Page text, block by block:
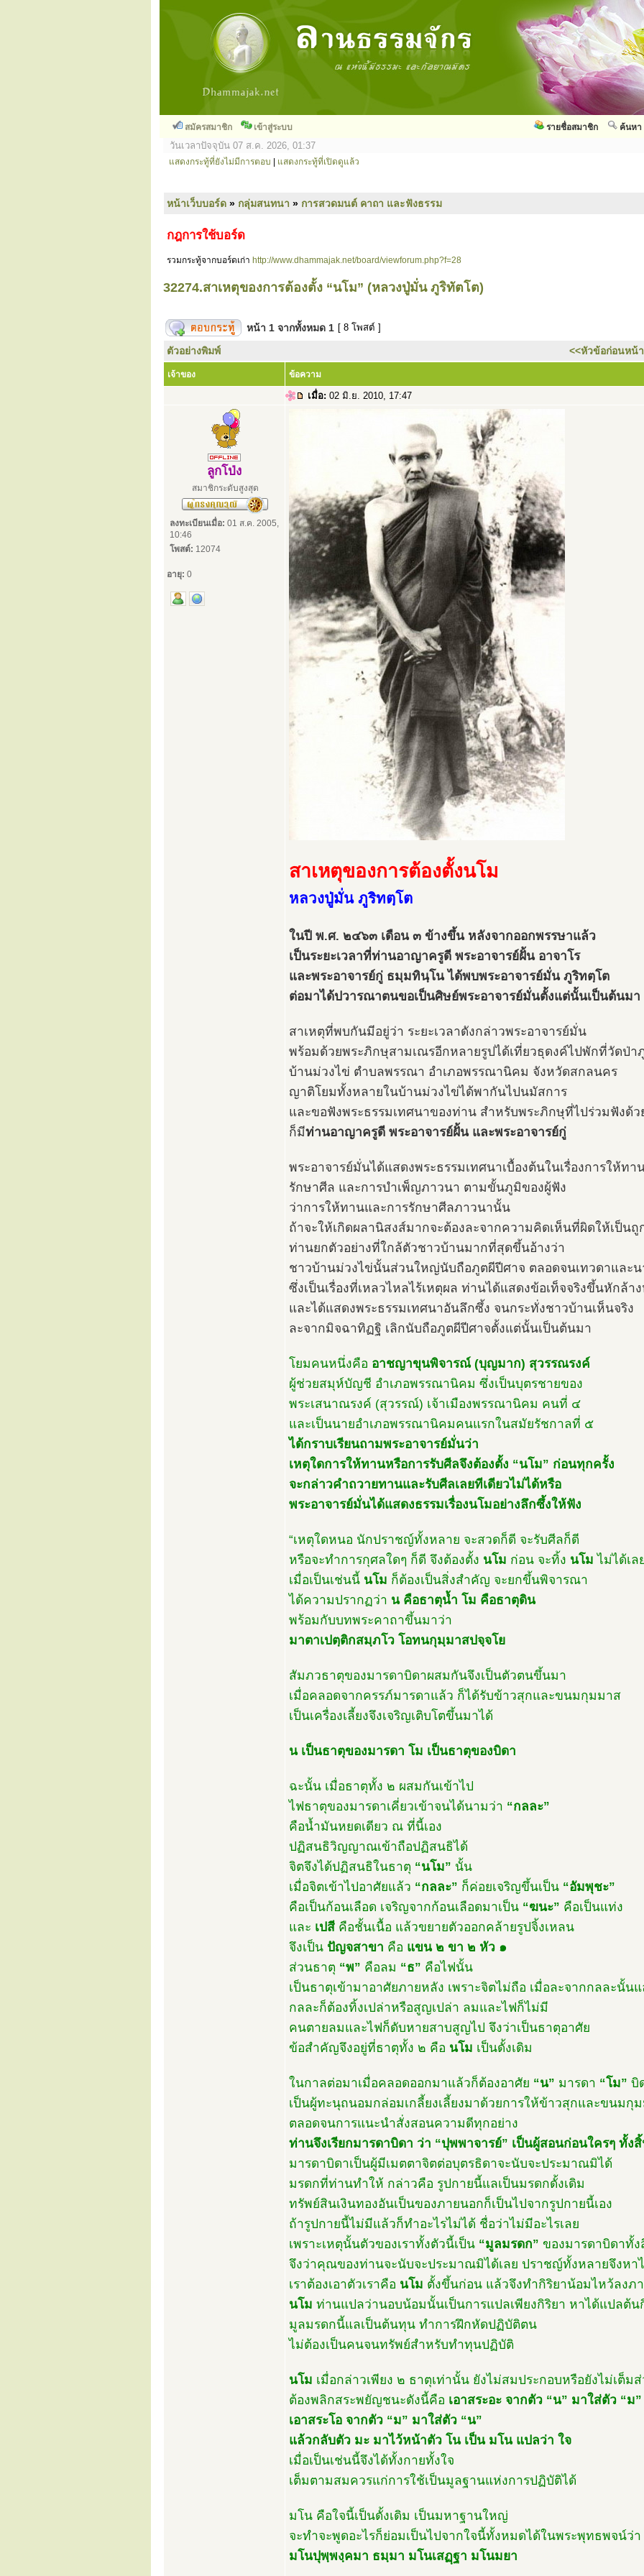
สมัครสมาชิก เข้าสู่ระบบ ค้นหา
รายชื่อสมาชิก
วันเวลาปัจจุบัน 07 ส.ค. 2026, 01:37
แสดงกระทู้ที่ยังไม่มีการตอบ แสดงกระทู้ที่เปิดดูแล้ว
หน้าเว็บบอร์ด » กลุ่มสนทนา » การสวดมนต์ คาถา และฟังธรรม
กฎการใช้บอร์ด
รวมกระทู้จากบอร์ดเก่า http://www.dhammajak.net/board/viewforum.php?f=28
32274.สาเหตุของการต้องตั้ง “นโม” (หลวงปู่มั่น ภูริทัตโต)
หน้า 1 จากทั้งหมด 1 [ 8 โพสต์ ]
ตัวอย่างพิมพ์ <<หัวข้อก่อนหน้า
เจ้าของ ข้อความ
เมื่อ: 02 มิ.ย. 2010, 17:47
ลูกโป่ง
สมาชิกระดับสูงสุด
ลงทะเบียนเมื่อ: 01 ส.ค. 2005,
10:46
โพสต์: 12074
อายุ: 0
สาเหตุของการต้องตั้งนโม
หลวงปู่มั่น ภูริทตฺโต
ในปี พ.ศ. ๒๔๖๓ เดือน ๓ ข้างขึ้น หลังจากออกพรรษาแล้ว
เป็นระยะเวลาที่ท่านอาญาครูดี พระอาจารย์ฝั้น อาจาโร
และพระอาจารย์กู่ ธมฺมทินฺโน ได้พบพระอาจารย์มั่น ภูริทตฺโต
ต่อมาได้ปวารณาตนขอเป็นศิษย์พระอาจารย์มั่นตั้งแต่นั้นเป็นต้นมา
สาเหตุที่พบกันมีอยู่ว่า ระยะเวลาดังกล่าวพระอาจารย์มั่น
พร้อมด้วยพระภิกษุสามเณรอีกหลายรูปได้เที่ยวธุดงค์ไปพักที่วัดป่
บ้านม่วงไข่ ตำบลพรรณา อำเภอพรรณานิคม จังหวัดสกลนคร
ญาติโยมทั้งหลายในบ้านม่วงไข่ได้พากันไปนมัสการ
และขอฟังพระธรรมเทศนาของท่าน สำหรับพระภิกษุที่ไปร่วมฟังด้
ก็มีท่านอาญาครูดี พระอาจารย์ฝั้น และพระอาจารย์กู่
พระอาจารย์มั่นได้แสดงพระธรรมเทศนาเบื้องต้นในเรื่องการให้ทา
รักษาศีล และการบำเพ็ญภาวนา ตามขั้นภูมิของผู้ฟัง
ว่าการให้ทานและการรักษาศีลภาวนานั้น
ถ้าจะให้เกิดผลานิสงส์มากจะต้องละจากความคิดเห็นที่ผิดให้เป็นถู
ท่านยกตัวอย่างที่ใกล้ตัวชาวบ้านมากที่สุดขึ้นอ้างว่า
ชาวบ้านม่วงไข่นั้นส่วนใหญ่นับถือภูตผีปีศาจ ตลอดจนเทวดาและน
ซึ่งเป็นเรื่องที่เหลวไหลไร้เหตุผล ท่านได้แสดงข้อเท็จจริงขึ้นหักล้า
และได้แสดงพระธรรมเทศนาอันลึกซึ้ง จนกระทั่งชาวบ้านเห็นจริง
ละจากมิจฉาทิฏฐิ เลิกนับถือภูตผีปีศาจตั้งแต่นั้นเป็นต้นมา
โยมคนหนึ่งคือ อาชญาขุนพิจารณ์ (บุญมาก) สุวรรณรงค์
ผู้ช่วยสมุห์บัญชี อำเภอพรรณานิคม ซึ่งเป็นบุตรชายของ
พระเสนาณรงค์ (สุวรรณ์) เจ้าเมืองพรรณานิคม คนที่ ๔
และเป็นนายอำเภอพรรณานิคมคนแรกในสมัยรัชกาลที่ ๕
ได้กราบเรียนถามพระอาจารย์มั่นว่า
เหตุใดการให้ทานหรือการรับศีลจึงต้องตั้ง “นโม” ก่อนทุกครั้ง
จะกล่าวคำถวายทานและรับศีลเลยทีเดียวไม่ได้หรือ
พระอาจารย์มั่นได้แสดงธรรมเรื่องนโมอย่างลึกซึ้งให้ฟัง
“เหตุใดหนอ นักปราชญ์ทั้งหลาย จะสวดก็ดี จะรับศีลก็ดี
หรือจะทำการกุศลใดๆ ก็ดี จึงต้องตั้ง นโม ก่อน จะทิ้ง นโม ไม่ได้เล
เมื่อเป็นเช่นนี้ นโม ก็ต้องเป็นสิ่งสำคัญ จะยกขึ้นพิจารณา
ได้ความปรากฏว่า น คือธาตุน้ำ โม คือธาตุดิน
พร้อมกับบทพระคาถาขึ้นมาว่า
มาตาเปตฺติกสมฺภโว โอทนกุมฺมาสปจฺจโย
สัมภวธาตุของมารดาบิดาผสมกันจึงเป็นตัวตนขึ้นมา
เมื่อคลอดจากครรภ์มารดาแล้ว ก็ได้รับข้าวสุกและขนมกุมมาส
เป็นเครื่องเลี้ยงจึงเจริญเติบโตขึ้นมาได้
น เป็นธาตุของมารดา โม เป็นธาตุของบิดา
ฉะนั้น เมื่อธาตุทั้ง ๒ ผสมกันเข้าไป
ไฟธาตุของมารดาเคี่ยวเข้าจนได้นามว่า “กลละ”
คือน้ำมันหยดเดียว ณ ที่นี้เอง
ปฏิสนธิวิญญาณเข้าถือปฏิสนธิได้
จิตจึงได้ปฏิสนธิในธาตุ “นโม” นั้น
เมื่อจิตเข้าไปอาศัยแล้ว “กลละ” ก็ค่อยเจริญขึ้นเป็น “อัมพุชะ”
คือเป็นก้อนเลือด เจริญจากก้อนเลือดมาเป็น “ฆนะ” คือเป็นแท่ง
และ เปสี คือชั้นเนื้อ แล้วขยายตัวออกคล้ายรูปจิ้งเหลน
จึงเป็น ปัญจสาขา คือ แขน ๒ ขา ๒ หัว ๑
ส่วนธาตุ “พ” คือลม “ธ” คือไฟนั้น
เป็นธาตุเข้ามาอาศัยภายหลัง เพราะจิตไม่ถือ เมื่อละจากกลละนั้น
กลละก็ต้องทิ้งเปล่าหรือสูญเปล่า ลมและไฟก็ไม่มี
คนตายลมและไฟก็ดับหายสาบสูญไป จึงว่าเป็นธาตุอาศัย
ข้อสำคัญจึงอยู่ที่ธาตุทั้ง ๒ คือ นโม เป็นดั้งเดิม
ในกาลต่อมาเมื่อคลอดออกมาแล้วก็ต้องอาศัย “น” มารดา “โม” บิ
เป็นผู้ทะนุถนอมกล่อมเกลี้ยงเลี้ยงมาด้วยการให้ข้าวสุกและขนมกุ
ตลอดจนการแนะนำสั่งสอนความดีทุกอย่าง
ท่านจึงเรียกมารดาบิดา ว่า “ปุพพาจารย์” เป็นผู้สอนก่อนใครๆ ทั้ง
มารดาบิดาเป็นผู้มีเมตตาจิตต่อบุตรธิดาจะนับจะประมาณมิได้
มรดกที่ท่านทำให้ กล่าวคือ รูปกายนี้แลเป็นมรดกดั้งเดิม
ทรัพย์สินเงินทองอันเป็นของภายนอกก็เป็นไปจากรูปกายนี้เอง
ถ้ารูปกายนี้ไม่มีแล้วก็ทำอะไรไม่ได้ ชื่อว่าไม่มีอะไรเลย
เพราะเหตุนั้นตัวของเราทั้งตัวนี้เป็น “มูลมรดก” ของมารดาบิดาทั้
จึงว่าคุณของท่านจะนับจะประมาณมิได้เลย ปราชญ์ทั้งหลายจึงหา
เราต้องเอาตัวเราคือ นโม ตั้งขึ้นก่อน แล้วจึงทำกิริยาน้อมไหว้ลงภ
นโม ท่านแปลว่านอบน้อมนั้นเป็นการแปลเพียงกิริยา หาได้แปลต้น
มูลมรดกนี้แลเป็นต้นทุน ทำการฝึกหัดปฏิบัติตน
ไม่ต้องเป็นคนจนทรัพย์สำหรับทำทุนปฏิบัติ
นโม เมื่อกล่าวเพียง ๒ ธาตุเท่านั้น ยังไม่สมประกอบหรือยังไม่เต็ม
ต้องพลิกสระพยัญชนะดังนี้คือ เอาสระอะ จากตัว “น” มาใส่ตัว “ม”
เอาสระโอ จากตัว “ม” มาใส่ตัว “น”
แล้วกลับตัว มะ มาไว้หน้าตัว โน เป็น มโน แปลว่า ใจ
เมื่อเป็นเช่นนี้จึงได้ทั้งกายทั้งใจ
เต็มตามสมควรแก่การใช้เป็นมูลฐานแห่งการปฏิบัติได้
มโน คือใจนี้เป็นดั้งเดิม เป็นมหาฐานใหญ่
จะทำจะพูดอะไรก็ย่อมเป็นไปจากใจนี้ทั้งหมดได้ในพระพุทธพจน์ว่า
มโนปุพฺพงฺคมา ธมฺมา มโนเสฏฺฐา มโนมยา